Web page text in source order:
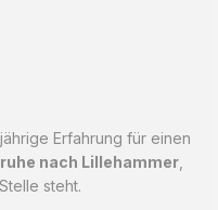
Erfahrung für einen
nach Lillehammer
steht.